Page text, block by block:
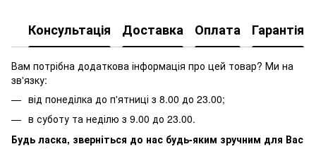
Консультація Доставка Оплата Гарантія
Вам потрібна додаткова інформація про цей товар? Ми на
зв'язку:
від понеділка до п'ятниці з 8.00 до 23.00;
в суботу та неділю з 9.00 до 23.00.
Будь ласка, зверніться до нас будь-яким зручним для Вас